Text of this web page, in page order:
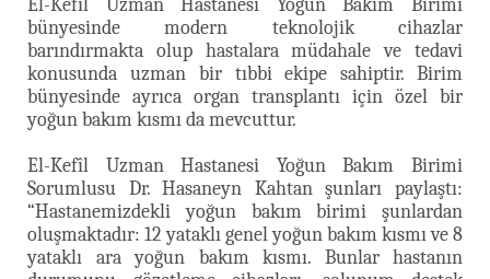
El-Kefîl Uzman Hastanesi Yoğun Bakım Birimi
bünyesinde modern teknolojik cihazlar
barındırmakta olup hastalara müdahale ve tedavi
konusunda uzman bir tıbbi ekipe sahiptir. Birim
bünyesinde ayrıca organ transplantı için özel bir
yoğun bakım kısmı da mevcuttur.
El-Kefîl Uzman Hastanesi Yoğun Bakım Birimi
Sorumlusu Dr. Hasaneyn Kahtan şunları paylaştı:
“Hastanemizdekli yoğun bakım birimi şunlardan
oluşmaktadır: 12 yataklı genel yoğun bakım kısmı ve 8
yataklı ara yoğun bakım kısmı. Bunlar hastanın